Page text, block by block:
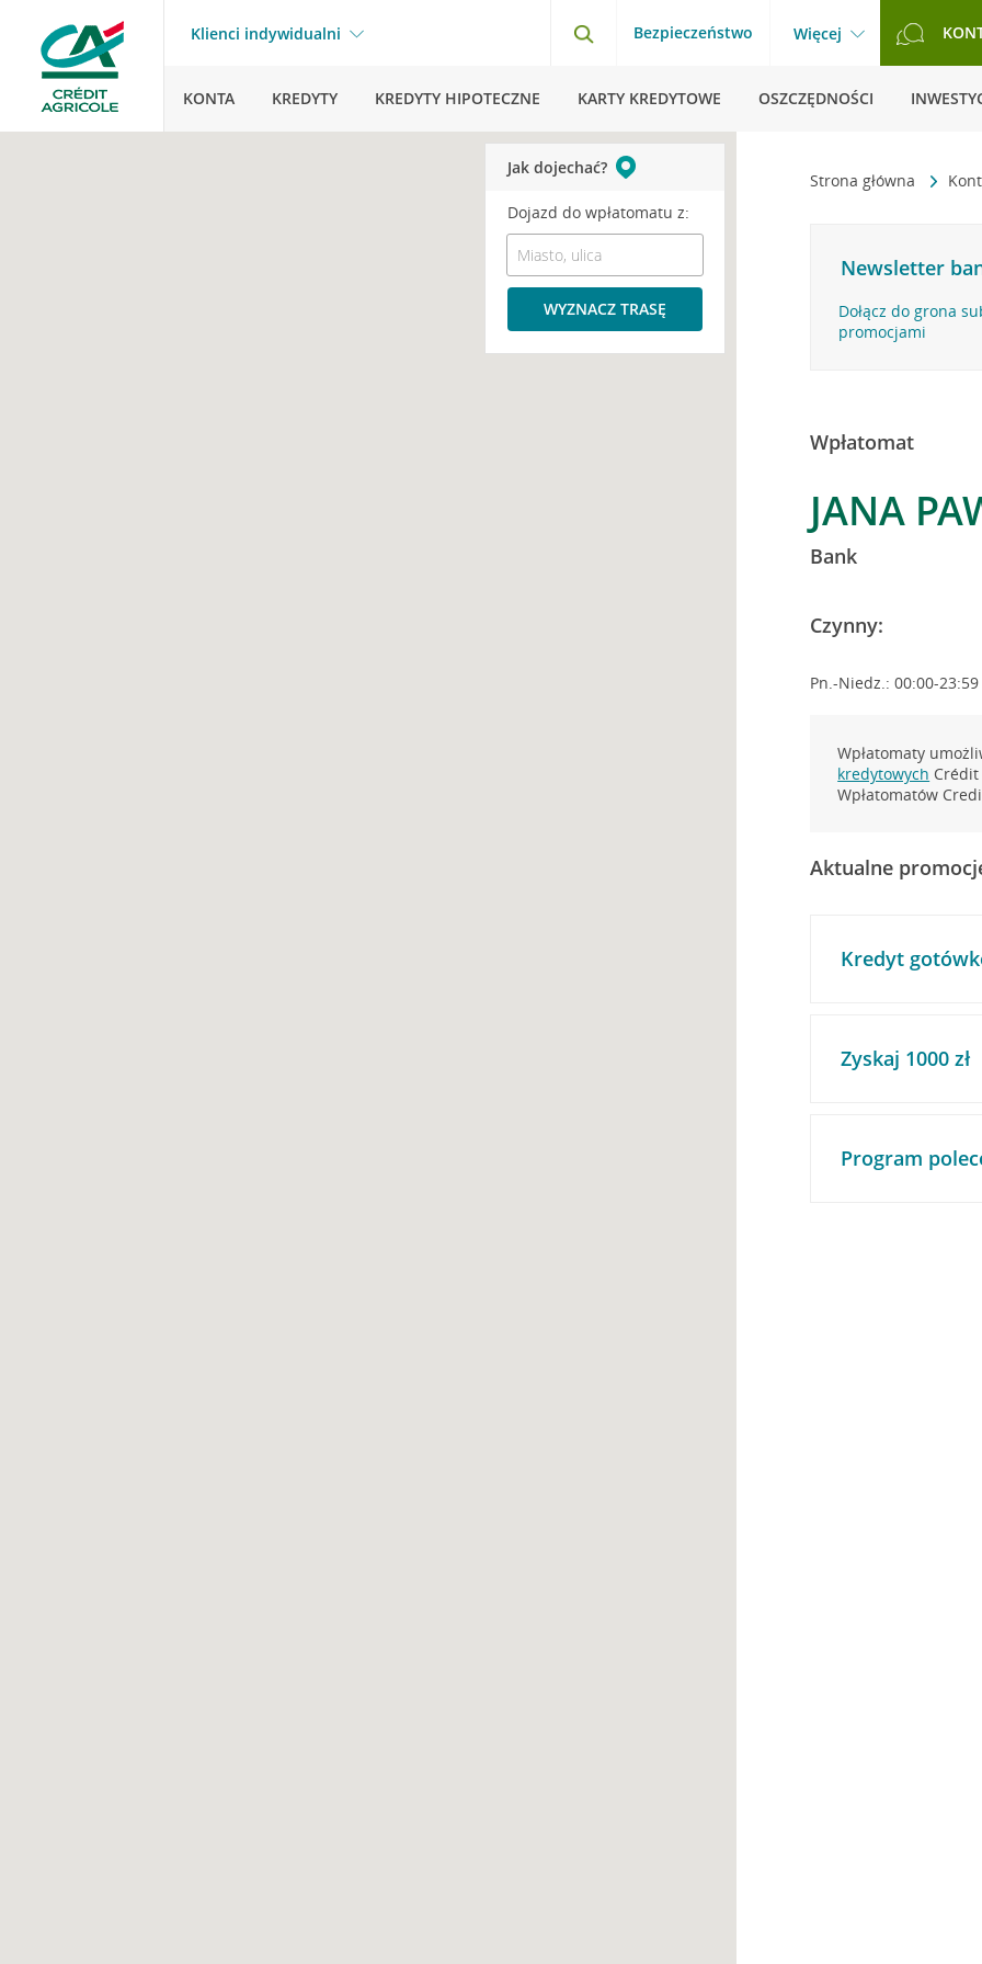
Klienci indywidualni Bezpieczeństwo Więcej
KONTA KREDYTY KREDYTY HIPOTECZNE KARTY KREDYTOWE OSZCZĘDNOŚCI
Strona główna
Newsletter
Dołącz do grona
promocjami
Wpłatomat
JANA
Bank
Czynny:
Pn.-Niedz.: 00:00-23:59
Wpłatomaty
kredytowych
Wpłatomatów
Aktualne
Kredyt
Zyskaj 1000 zł
Program
Jak dojechać?
Dojazd do wpłatomatu z:
WYZNACZ TRASĘ